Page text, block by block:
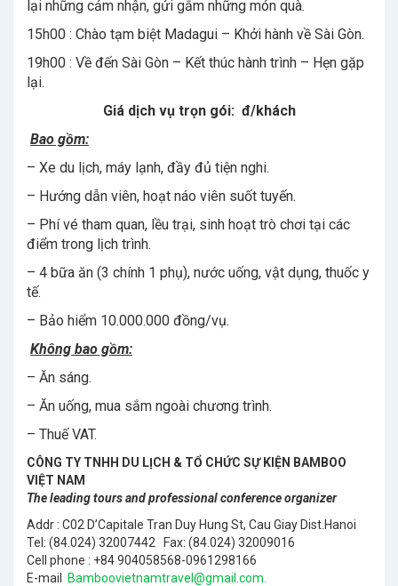
lại những cảm nhận, gửi gắm những món quà.
15h00 : Chào tạm biệt Madagui – Khởi hành về Sài Gòn.
19h00 : Về đến Sài Gòn – Kết thúc hành trình – Hẹn gặp
lại.
Giá dịch vụ trọn gói: đ/khách
Bao gồm:
– Xe du lịch, máy lạnh, đầy đủ tiện nghi.
– Hướng dẫn viên, hoạt náo viên suốt tuyến.
– Phí vé tham quan, lều trại, sinh hoạt trò chơi tại các
điểm trong lịch trình.
– 4 bữa ăn (3 chính 1 phụ), nước uống, vật dụng, thuốc y
tế.
– Bảo hiểm 10.000.000 đồng/vụ.
Không bao gồm:
– Ăn sáng.
– Ăn uống, mua sắm ngoài chương trình.
– Thuế VAT.
CÔNG TY TNHH DU LỊCH & TỔ CHỨC SỰ KIỆN BAMBOO
VIỆT NAM
The leading tours and professional conference organizer
Addr : C02 D’Capitale Tran Duy Hung St, Cau Giay Dist.Hanoi
Tel: (84.024) 32007442 Fax: (84.024) 32009016
Cell phone : +84 904058568-0961298166
E-mail Bamboovietnamtravel@gmail.com.